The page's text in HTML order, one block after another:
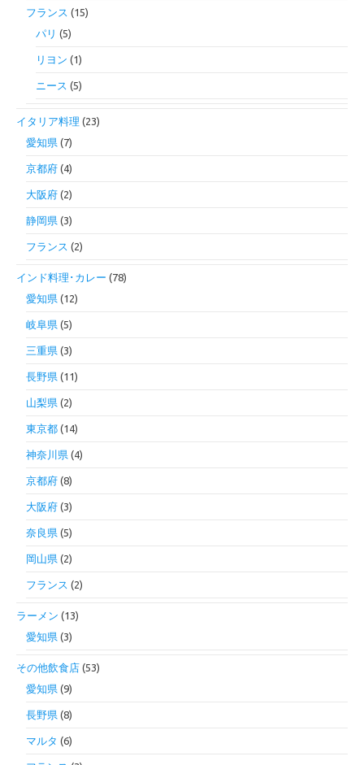
フランス (15)
パリ (5)
リヨン (1)
ニース (5)
イタリア料理 (23)
愛知県 (7)
京都府 (4)
大阪府 (2)
静岡県 (3)
フランス (2)
インド料理･カレー (78)
愛知県 (12)
岐阜県 (5)
三重県 (3)
長野県 (11)
山梨県 (2)
東京都 (14)
神奈川県 (4)
京都府 (8)
大阪府 (3)
奈良県 (5)
岡山県 (2)
フランス (2)
ラーメン (13)
愛知県 (3)
その他飲食店 (53)
愛知県 (9)
長野県 (8)
マルタ (6)